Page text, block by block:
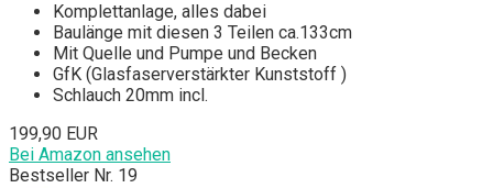
Komplettanlage, alles dabei
Baulänge mit diesen 3 Teilen ca.133cm
Mit Quelle und Pumpe und Becken
GfK (Glasfaserverstärkter Kunststoff )
Schlauch 20mm incl.
199,90 EUR
Bei Amazon ansehen
Bestseller Nr. 19